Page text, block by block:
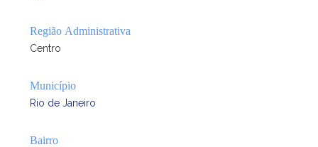
Região Administrativa
Centro
Município
Rio de Janeiro
Bairro